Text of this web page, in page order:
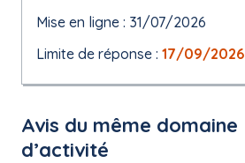
Mise en ligne : 31/07/2026
Limite de réponse : 17/09/2026
Avis du même domaine
d’activité